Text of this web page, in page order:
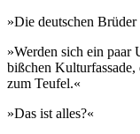
»Die deutschen
»Werden sich ein paar
bißchen Kulturfassade,
zum Teufel.«
»Das ist alles?«